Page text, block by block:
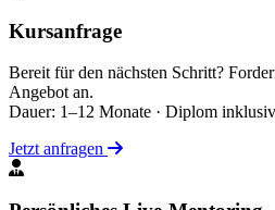
Kursanfrage
Bereit für den nächsten Schritt?
Angebot an.
Dauer: 1–12 Monate · Diplom
Jetzt anfragen